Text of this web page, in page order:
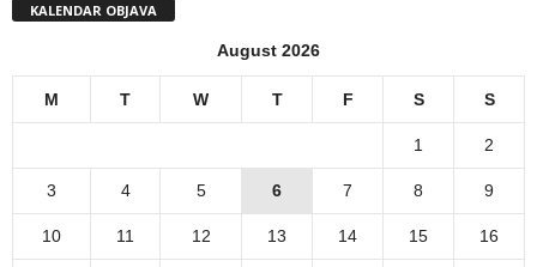
KALENDAR OBJAVA
August 2026
M T W T F S S
1 2
3 4 5 6 7 8 9
10 11 12 13 14 15 16